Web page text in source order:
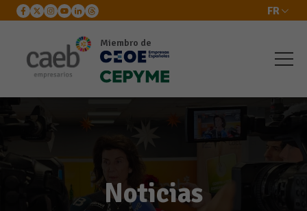
FR
Miembro de
Noticias